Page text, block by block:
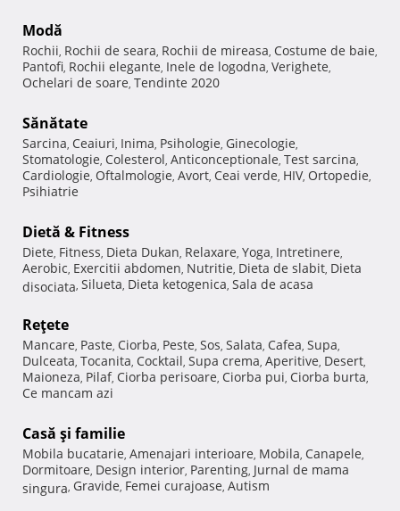
Modă
Rochii, Rochii de seara, Rochii de mireasa, Costume de baie,
Pantofi, Rochii elegante, Inele de logodna, Verighete,
Ochelari de soare, Tendinte 2020
Sănătate
Sarcina, Ceaiuri, Inima, Psihologie, Ginecologie,
Stomatologie, Colesterol, Anticonceptionale, Test sarcina,
Cardiologie, Oftalmologie, Avort, Ceai verde, HIV, Ortopedie,
Psihiatrie
Dietă & Fitness
Diete, Fitness, Dieta Dukan, Relaxare, Yoga, Intretinere,
Aerobic, Exercitii abdomen, Nutritie, Dieta de slabit, Dieta
disociata, Silueta, Dieta ketogenica, Sala de acasa
Reţete
Mancare, Paste, Ciorba, Peste, Sos, Salata, Cafea, Supa,
Dulceata, Tocanita, Cocktail, Supa crema, Aperitive, Desert,
Maioneza, Pilaf, Ciorba perisoare, Ciorba pui, Ciorba burta,
Ce mancam azi
Casă şi familie
Mobila bucatarie, Amenajari interioare, Mobila, Canapele,
Dormitoare, Design interior, Parenting, Jurnal de mama
singura, Gravide, Femei curajoase, Autism